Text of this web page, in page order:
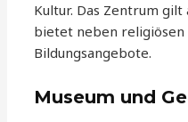
Kultur. Das Zentrum
bietet neben religiösen
Bildungsangebote.
Museum und